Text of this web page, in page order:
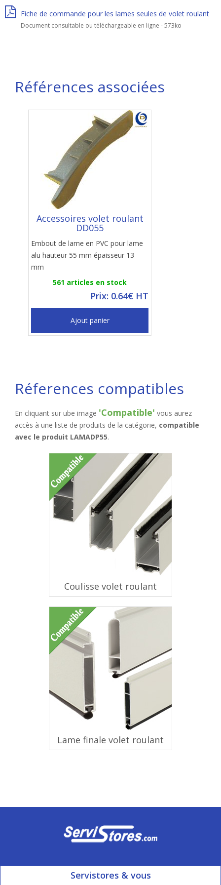
Fiche de commande pour les lames seules de volet roulant
Document consultable ou téléchargeable en ligne - 573ko
Références associées
Accessoires volet roulant
DD055
Embout de lame en PVC pour lame
alu hauteur 55 mm épaisseur 13
mm
561 articles en stock
Prix: 0.64€ HT
Ajout panier
Réferences compatibles
En cliquant sur ube image 'Compatible' vous aurez
accès à une liste de produits de la catégorie, compatible
avec le produit LAMADP55.
Coulisse volet roulant
Lame finale volet roulant
Servistores & vous